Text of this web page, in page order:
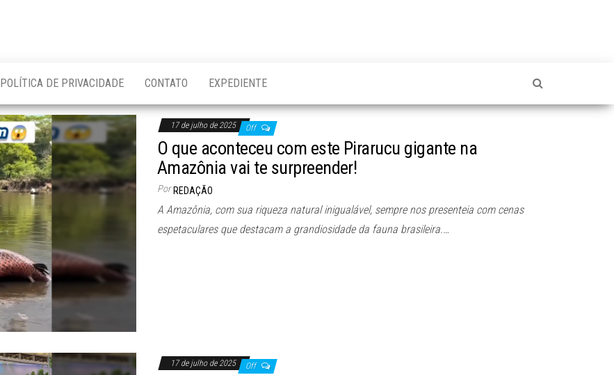
POLÍTICA DE PRIVACIDADE CONTATO EXPEDIENTE
17 de julho de 2025 Off
O que aconteceu com este Pirarucu gigante na
Amazônia vai te surpreender!
Por REDAÇÃO
A Amazônia, com sua riqueza natural inigualável, sempre nos presenteia com cenas
espetaculares que destacam a grandiosidade da fauna brasileira.…
17 de julho de 2025 Off